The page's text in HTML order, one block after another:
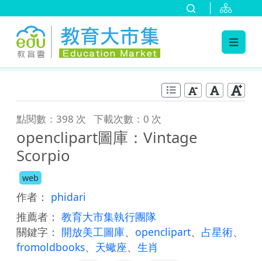
點閱數：398 次 下載次數：0 次
openclipart圖庫：Vintage
Scorpio
web
作者： phidari
推薦者： 教育大市集執行團隊
關鍵字： 開放美工圖庫、 openclipart、 占星術、
fromoldbooks、 天蠍座、 生肖